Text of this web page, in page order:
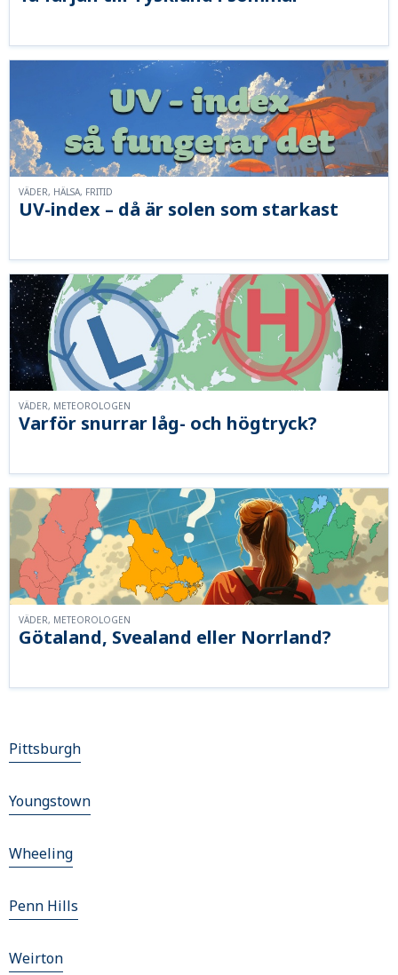
UV-index – då är solen som starkast
VÄDER, HÄLSA, FRITID
Varför snurrar låg- och högtryck?
VÄDER, METEOROLOGEN
Götaland, Svealand eller Norrland?
VÄDER, METEOROLOGEN
Pittsburgh
Youngstown
Wheeling
Penn Hills
Weirton